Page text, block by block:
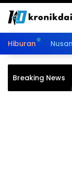
Hiburan
Breaking News
Harga